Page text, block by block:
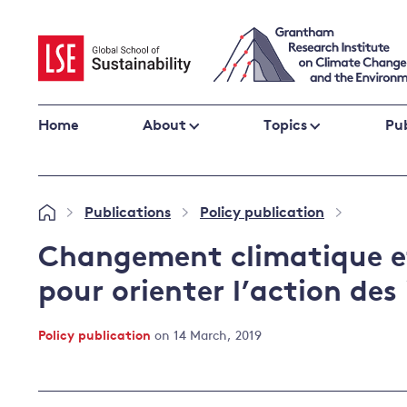
content
Home About Topics
Climate change impacts and resilience
Climate and health
Climate science and impacts
to climate
change
Climate
Publications
Policy publication
Changement climatique
pour orienter l’action des
Policy publication on 14 March, 2019